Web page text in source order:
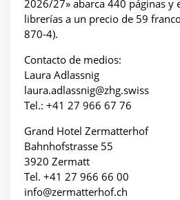
2026/27» abarca 440 páginas y
librerías a un precio de 59
870-4).
Contacto de medios:
Laura Adlassnig
laura.adlassnig@zhg.swiss
Tel.: +41 27 966 67 76
Grand Hotel Zermatterhof
Bahnhofstrasse 55
3920 Zermatt
Tel. +41 27 966 66 00
info@zermatterhof.ch